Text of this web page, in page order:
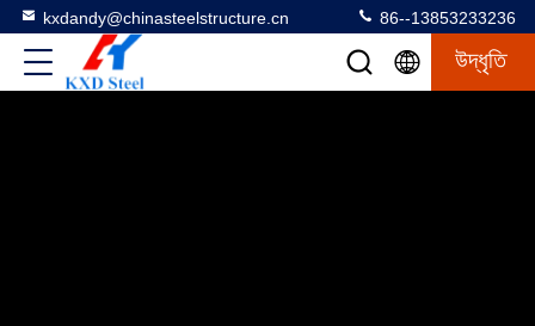
kxdandy@chinasteelstructure.cn 86--13853233236
উদ্ধৃতি